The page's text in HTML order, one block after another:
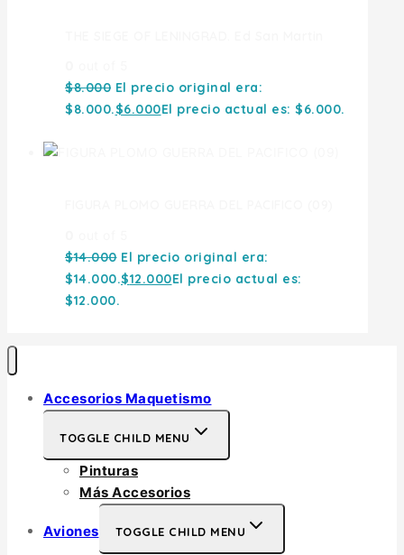
$8.000 El precio original era:
$8.000.$6.000El precio actual es: $6.000.
$14.000 El precio original era:
$14.000.$12.000El precio actual es:
$12.000.
Accesorios Maquetismo
TOGGLE CHILD MENU
Pinturas
Más Accesorios
Aviones TOGGLE CHILD MENU